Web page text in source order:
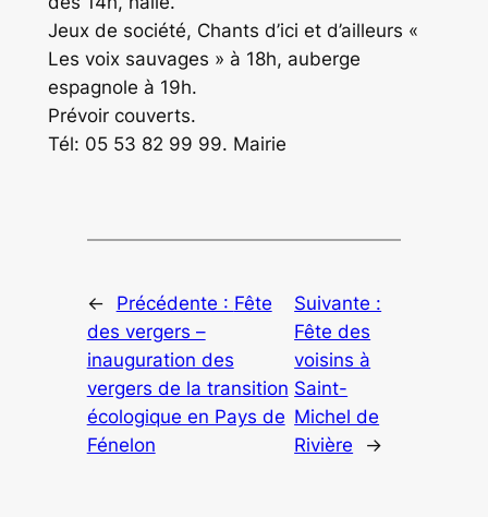
Jeux de société, Chants d’ici et d’ailleurs «
Les voix sauvages » à 18h, auberge
espagnole à 19h.
Prévoir couverts.
Tél: 05 53 82 99 99. Mairie
← Précédente : Fête
des vergers –
inauguration des
vergers de la transition
écologique en Pays de
Fénelon
Suivante :
Fête des
voisins à
Saint-
Michel de
Rivière
→